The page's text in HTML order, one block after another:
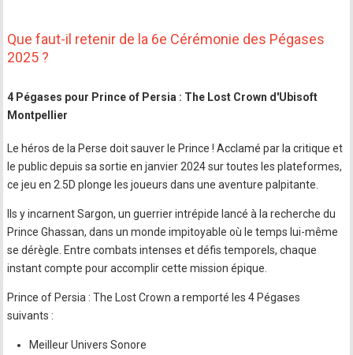
Que faut-il retenir de la 6e Cérémonie des Pégases
2025 ?
4 Pégases pour Prince of Persia : The Lost Crown d'Ubisoft
Montpellier
Le héros de la Perse doit sauver le Prince ! Acclamé par la critique et
le public depuis sa sortie en janvier 2024 sur toutes les plateformes,
ce jeu en 2.5D plonge les joueurs dans une aventure palpitante.
Ils y incarnent Sargon, un guerrier intrépide lancé à la recherche du
Prince Ghassan, dans un monde impitoyable où le temps lui-même
se dérègle. Entre combats intenses et défis temporels, chaque
instant compte pour accomplir cette mission épique.
Prince of Persia : The Lost Crown a remporté les 4 Pégases
suivants :
Meilleur Univers Sonore